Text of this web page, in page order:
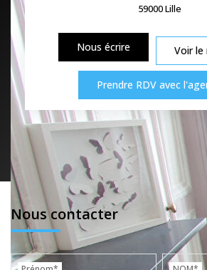
59000Lille
Nous écrire Voir le
Prendre RDV avec
Nous contacter